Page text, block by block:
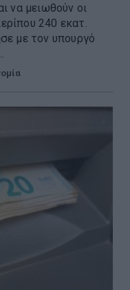
να μειωθούν οι
240 εκατ.
με τον υπουργό